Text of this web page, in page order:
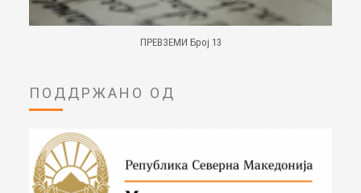
ПРЕВЗЕМИ Број 13
ПОДДРЖАНО ОД